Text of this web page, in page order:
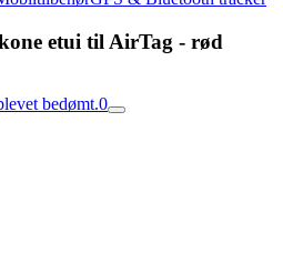
etui til AirTag - rød
bedømt.0